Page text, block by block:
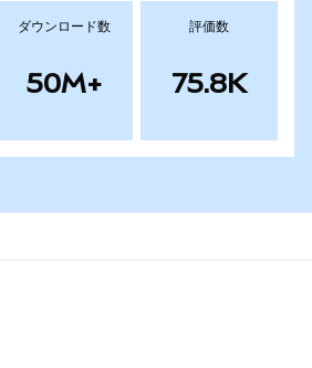
ダウンロード数
50M+
評価数
75.8K